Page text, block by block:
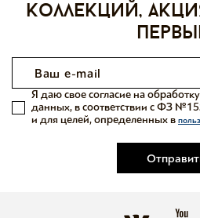
коллекций,
Я даю свое согласие на
данных, в соответствии с ФЗ
и для целей, определенных в